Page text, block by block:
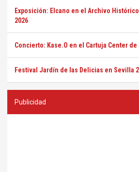
Exposición: Elcano en el Archivo
2026
Concierto: Kase.O en el Cartuja Center de
Festival Jardín de las Delicias en Sevilla
Publicidad